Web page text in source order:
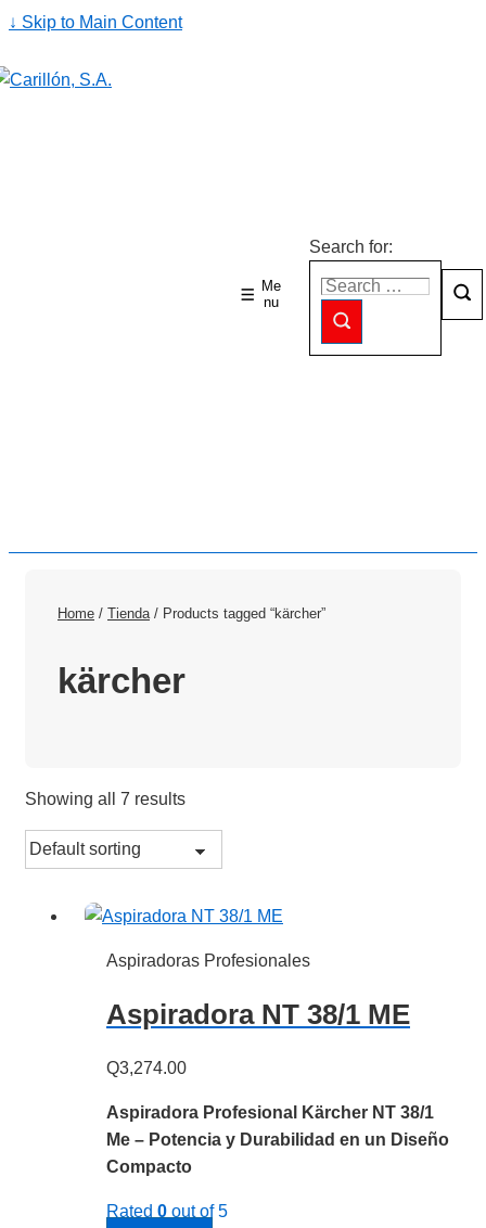
↓ Skip to Main Content
Me
nu
Search for:
Home / Tienda/ Products tagged “kärcher”
kärcher
Showing all 7 results
Aspiradoras Profesionales
Aspiradora NT 38/1 ME
Q3,274.00
Aspiradora Profesional Kärcher NT 38/1
Me – Potencia y Durabilidad en un Diseño
Compacto
Rated 0 out of 5